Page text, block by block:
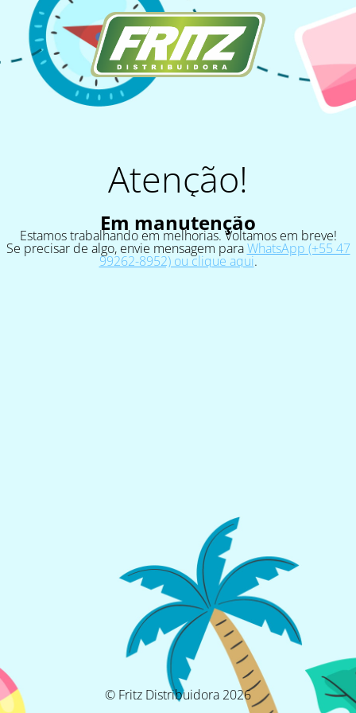
Atenção!
Em manutenção
Estamos trabalhando em melhorias. Voltamos em breve!
Se precisar de algo, envie mensagem paraWhatsApp (+55 47
99262-8952) ou clique aqui.
© Fritz Distribuidora 2026